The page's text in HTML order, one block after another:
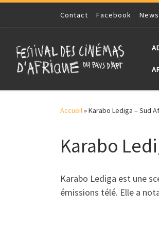
Skip to contentContact Facebook
Accueil»Karabo Lediga – Sud
Karabo
Karabo Lediga est une
émissions télé. Elle a